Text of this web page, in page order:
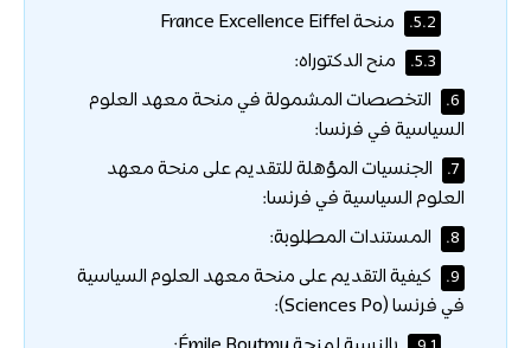
5.2. منحة France Excellence Eiffel
5.3. منح الدكتوراه:
6.
التخصصات المشمولة في منحة معهد العلوم
السياسية في فرنسا:
7.
الجنسيات المؤهلة للتقديم على منحة معهد
العلوم السياسية في فرنسا:
8. المستندات المطلوبة:
9.
كيفية التقديم على منحة معهد العلوم السياسية
في فرنسا (Sciences Po):